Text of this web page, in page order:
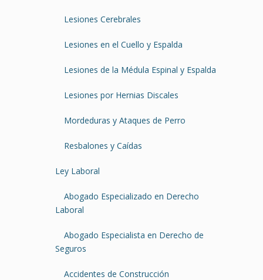
Lesiones Cerebrales
Lesiones en el Cuello y Espalda
Lesiones de la Médula Espinal y Espalda
Lesiones por Hernias Discales
Mordeduras y Ataques de Perro
Resbalones y Caídas
Ley Laboral
Abogado Especializado en Derecho
Laboral
Abogado Especialista en Derecho de
Seguros
Accidentes de Construcción